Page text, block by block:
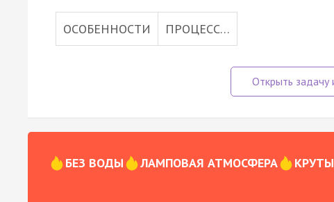
ОСОБЕННОСТИ ПРОЦЕСС…
БЕЗ ВОДЫ ЛАМПОВАЯ АТМОСФЕРА